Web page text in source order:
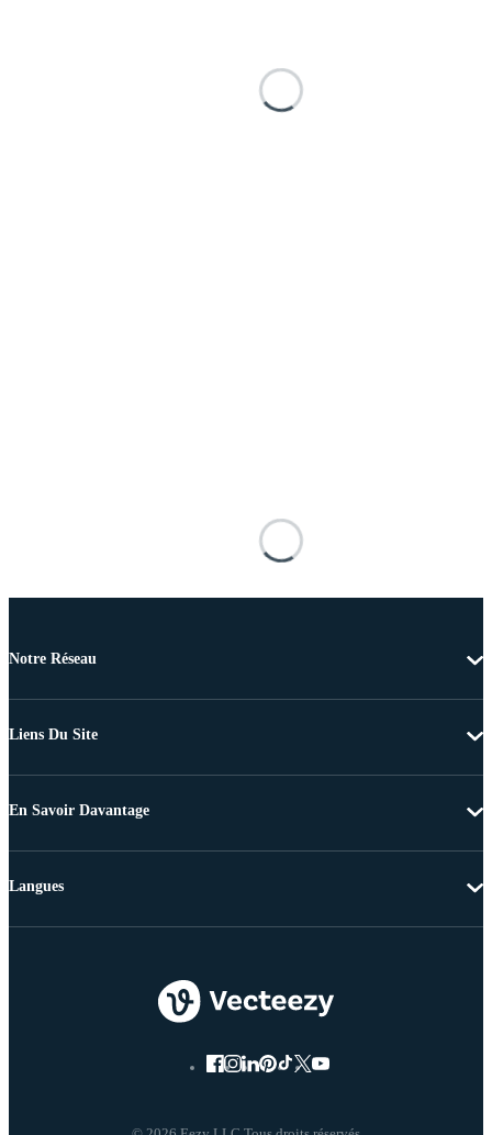
Notre Réseau
Liens Du Site
En Savoir Davantage
Langues